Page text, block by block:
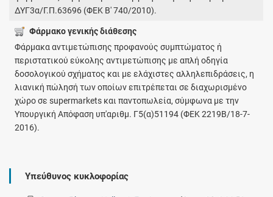
ΔΥΓ3α/Γ.Π.63696 (ΦΕΚ Β' 740/2010).
Φάρμακο γενικής διάθεσης
Φάρμακα αντιμετώπισης προφανούς συμπτώματος ή
περιστατικού εύκολης αντιμετώπισης με απλή οδηγία
δοσολογικού σχήματος και με ελάχιστες αλληλεπιδράσεις, η
λιανική πώλησή των οποίων επιτρέπεται σε διαχωρισμένο
χώρο σε supermarkets και παντοπωλεία, σύμφωνα με την
Υπουργική Απόφαση υπ'αριθμ. Γ5(α)51194 (ΦΕΚ 2219Β/18-7-
2016).
Υπεύθυνος κυκλοφορίας